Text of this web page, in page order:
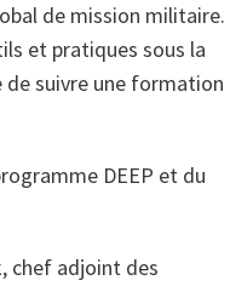
de mission militaire.
et pratiques sous la
suivre une formation
DEEP et du
chef adjoint des